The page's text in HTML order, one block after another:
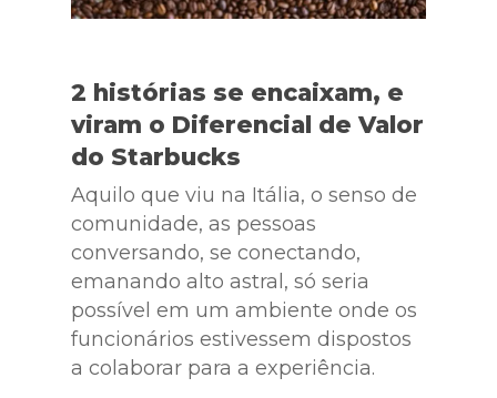
2 histórias se encaixam, e
viram o Diferencial de Valor
do Starbucks
Aquilo que viu na Itália, o senso de
comunidade, as pessoas
conversando, se conectando,
emanando alto astral, só seria
possível em um ambiente onde os
funcionários estivessem dispostos
a colaborar para a experiência.